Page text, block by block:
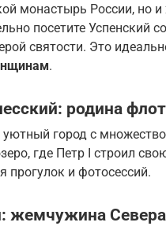
монастырь России, но и
посетите Успенский
святости. Это
.
родина
уютный город с
где Петр I строил
прогулок и фотосессий.
жемчужина Севера